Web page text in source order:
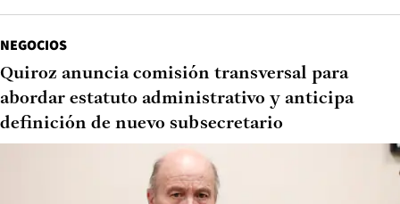
NEGOCIOS
Quiroz anuncia comisión transversal para
abordar estatuto administrativo y anticipa
definición de nuevo subsecretario